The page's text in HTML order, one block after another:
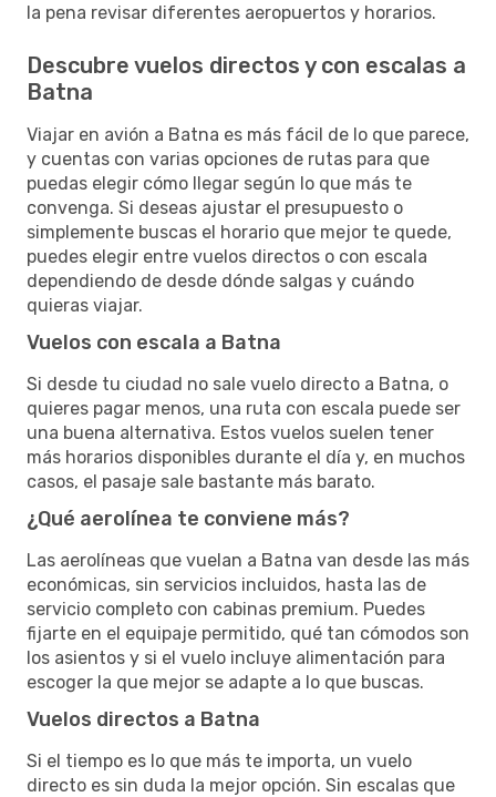
la pena revisar diferentes aeropuertos y horarios.
Descubre vuelos directos y con escalas a
Batna
Viajar en avión a Batna es más fácil de lo que parece,
y cuentas con varias opciones de rutas para que
puedas elegir cómo llegar según lo que más te
convenga. Si deseas ajustar el presupuesto o
simplemente buscas el horario que mejor te quede,
puedes elegir entre vuelos directos o con escala
dependiendo de desde dónde salgas y cuándo
quieras viajar.
Vuelos con escala a Batna
Si desde tu ciudad no sale vuelo directo a Batna, o
quieres pagar menos, una ruta con escala puede ser
una buena alternativa. Estos vuelos suelen tener
más horarios disponibles durante el día y, en muchos
casos, el pasaje sale bastante más barato.
¿Qué aerolínea te conviene más?
Las aerolíneas que vuelan a Batna van desde las más
económicas, sin servicios incluidos, hasta las de
servicio completo con cabinas premium. Puedes
fijarte en el equipaje permitido, qué tan cómodos son
los asientos y si el vuelo incluye alimentación para
escoger la que mejor se adapte a lo que buscas.
Vuelos directos a Batna
Si el tiempo es lo que más te importa, un vuelo
directo es sin duda la mejor opción. Sin escalas que